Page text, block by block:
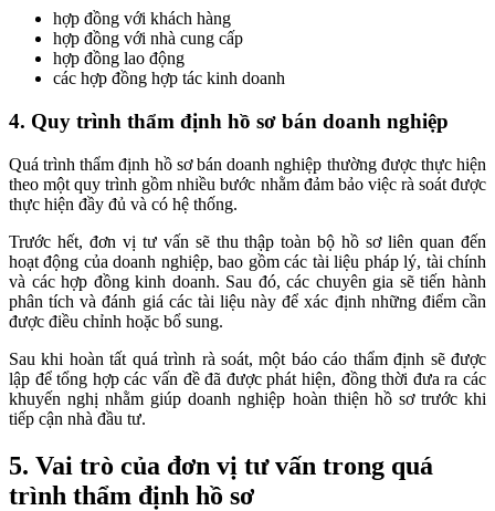
hợp đồng với khách hàng
hợp đồng với nhà cung cấp
hợp đồng lao động
các hợp đồng hợp tác kinh doanh
4. Quy trình thẩm định hồ sơ bán doanh nghiệp
Quá trình thẩm định hồ sơ bán doanh nghiệp thường được thực hiện
theo một quy trình gồm nhiều bước nhằm đảm bảo việc rà soát được
thực hiện đầy đủ và có hệ thống.
Trước hết, đơn vị tư vấn sẽ thu thập toàn bộ hồ sơ liên quan đến
hoạt động của doanh nghiệp, bao gồm các tài liệu pháp lý, tài chính
và các hợp đồng kinh doanh. Sau đó, các chuyên gia sẽ tiến hành
phân tích và đánh giá các tài liệu này để xác định những điểm cần
được điều chỉnh hoặc bổ sung.
Sau khi hoàn tất quá trình rà soát, một báo cáo thẩm định sẽ được
lập để tổng hợp các vấn đề đã được phát hiện, đồng thời đưa ra các
khuyến nghị nhằm giúp doanh nghiệp hoàn thiện hồ sơ trước khi
tiếp cận nhà đầu tư.
5. Vai trò của đơn vị tư vấn trong quá
trình thẩm định hồ sơ